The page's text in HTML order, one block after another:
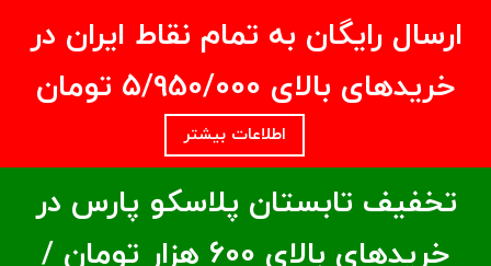
ارسال رایگان به تمام نقاط ایران در
خریدهای بالای ۵/950/000 تومان
اطلاعات بیشتر
تخفیف تابستان پلاسکو پارس در
خریدهای بالای ۶00 هزار تومان /